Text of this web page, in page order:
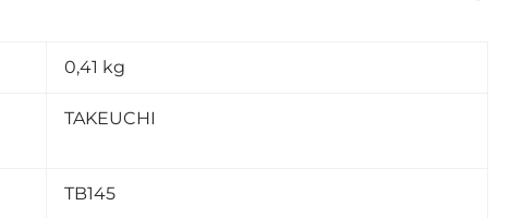
0,41 kg
TAKEUCHI
TB145